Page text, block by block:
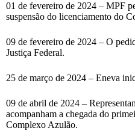
01 de fevereiro de 2024 – MPF
suspensão do licenciamento do
09 de fevereiro de 2024 – O
Justiça Federal.
25 de março de 2024 – Eneva
09 de abril de 2024 –
acompanham a chegada do
Complexo Azulão.